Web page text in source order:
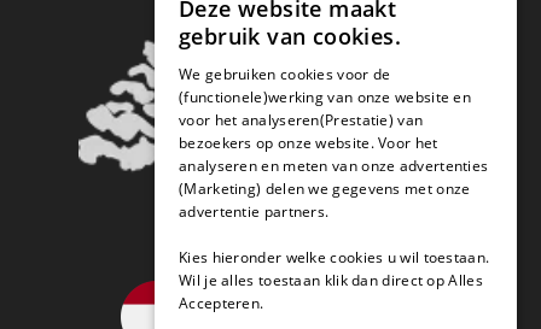
Deze website maakt
gebruik van cookies.
We gebruiken cookies voor de
(functionele)werking van onze website en
voor het analyseren(Prestatie) van
bezoekers op onze website. Voor het
analyseren en meten van onze advertenties
(Marketing) delen we gegevens met onze
advertentie partners.
Kies hieronder welke cookies u wil toestaan.
Wil je alles toestaan klik dan direct op Alles
Accepteren.